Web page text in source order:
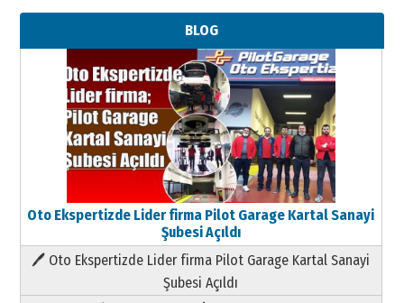
BLOG
Oto Ekspertizde Lider firma Pilot Garage Kartal Sanayi
Şubesi Açıldı
🖊 Oto Ekspertizde Lider firma Pilot Garage Kartal Sanayi
Şubesi Açıldı